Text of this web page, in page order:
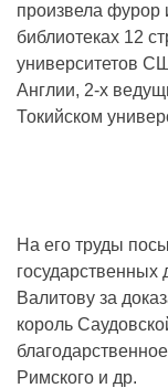
произвела фурор
библиотеках 12
университетов
Англии, 2-х
Токийском
На его труды
государственных
Валитову за
король
Римского и др.